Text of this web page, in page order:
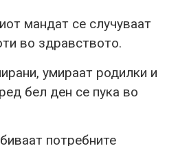
мандат се случуваат
во здравството.
умираат родилки и
бел ден се пука во
потребните